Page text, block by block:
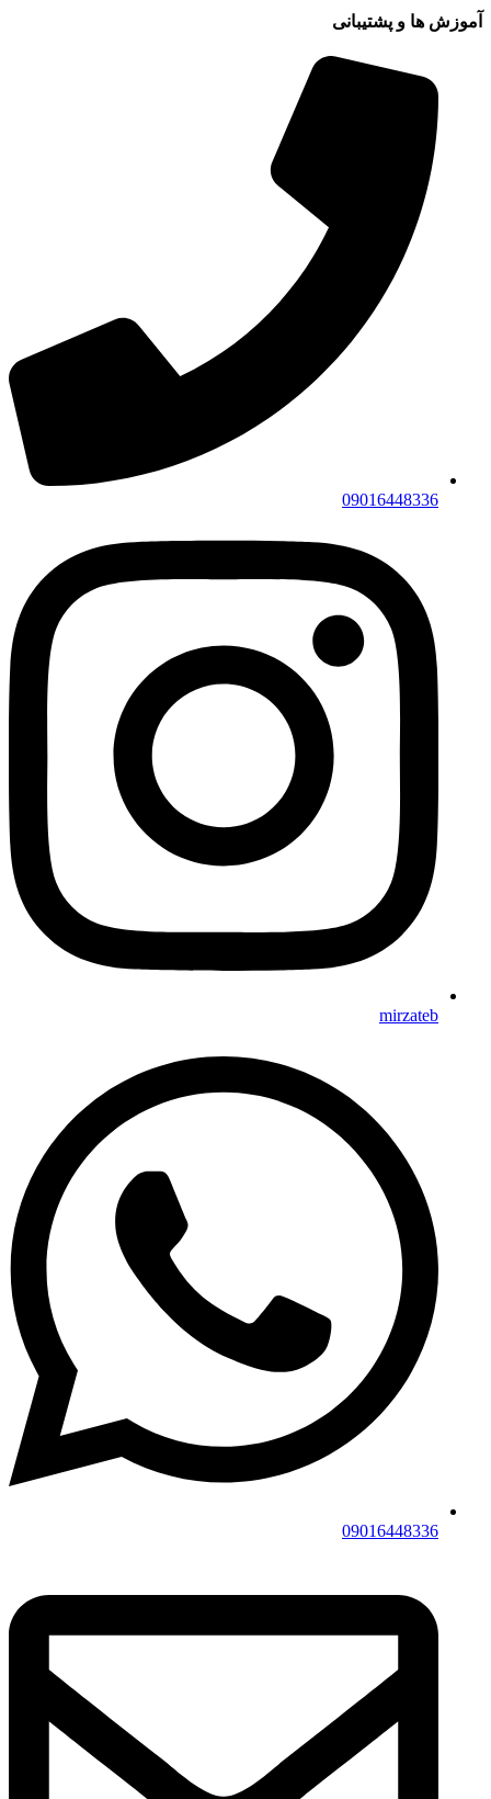
آموزش ها و پشتیبانی
09016448336
mirzateb
09016448336